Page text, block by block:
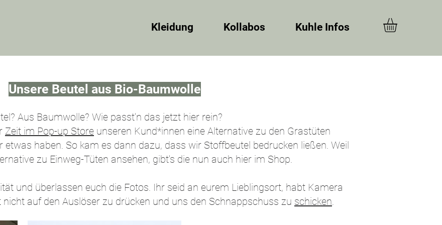
Kleidung Kollabos Kuhle Infos
Unsere Beutel aus Bio-Baumwolle
Aus Baumwolle? Wie passt'n das jetzt hier rein?
Zeit im Pop-up Store unseren Kund*innen eine Alternative zu den Grastüten
etwas haben. So kam es dann dazu, dass wir Stoffbeutel bedrucken ließen. Weil
zu Einweg-Tüten ansehen, gibt's die nun auch hier im Shop.
und überlassen euch die Fotos. Ihr seid an eurem Lieblingsort, habt Kamera
auf den Auslöser zu drücken und uns den Schnappschuss zu schicken